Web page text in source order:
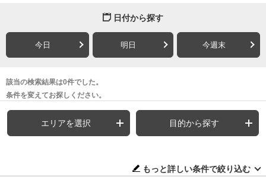
日付から探す
今日 明日 今週末
該当の検索結果は0件でした。
条件を変えてお探しください。
エリアを選択 目的から探す
もっと詳しい条件で絞り込む